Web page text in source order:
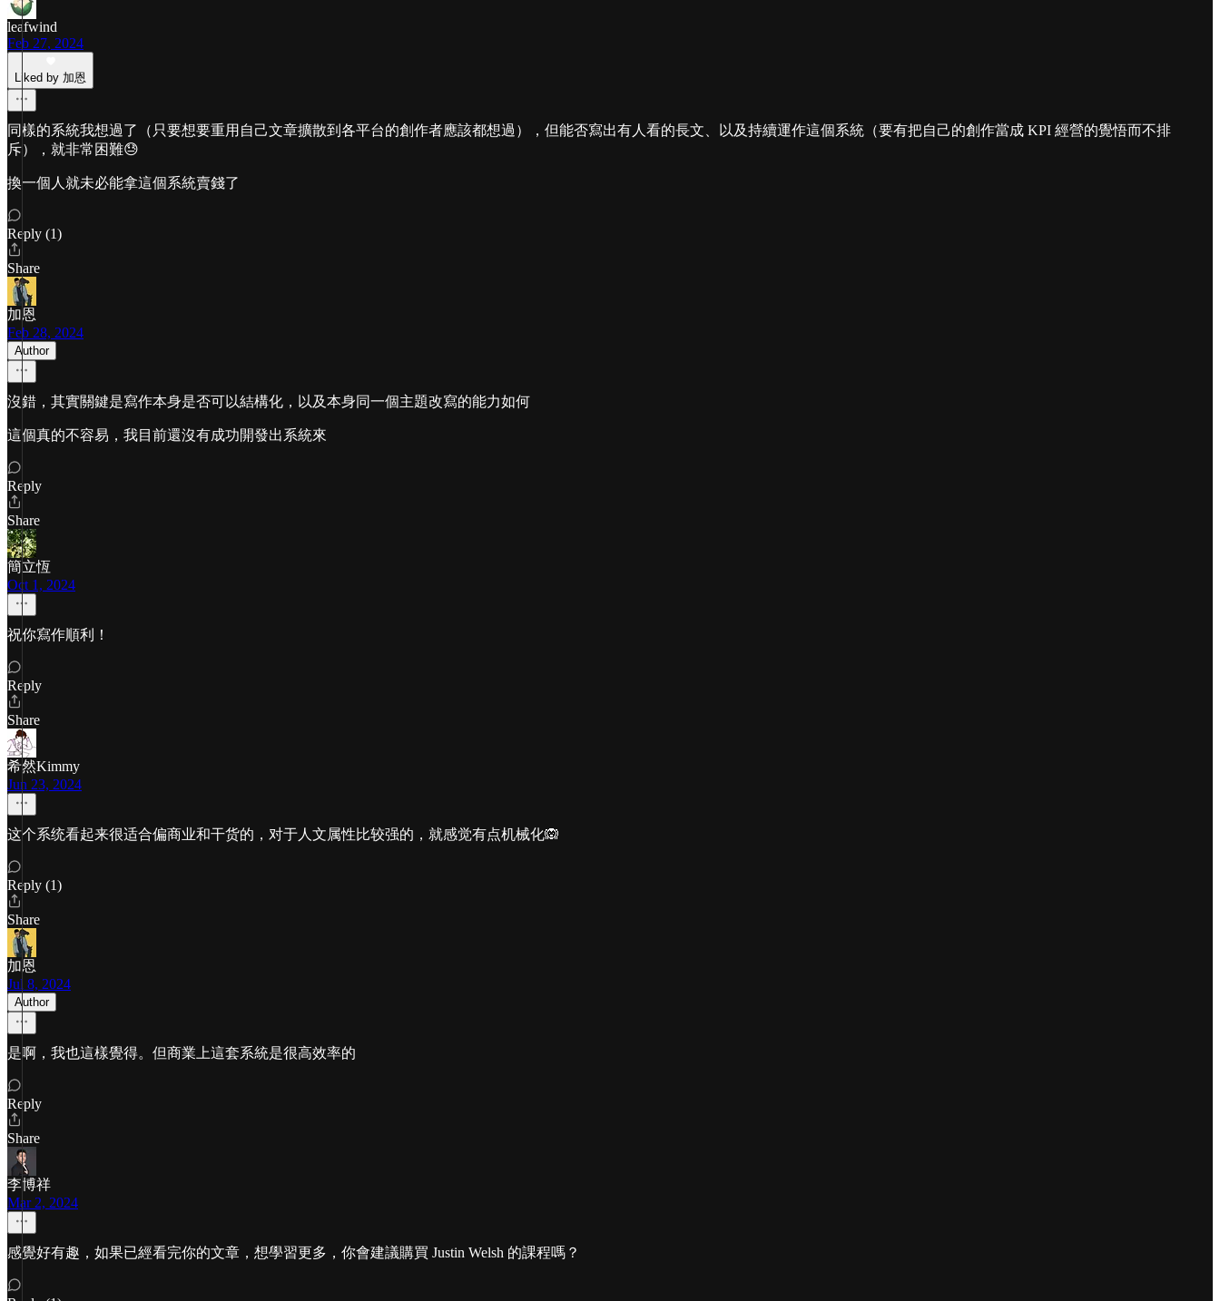
leafwind
Feb 27, 2024
Liked by 加恩
同樣的系統我想過了（只要想要重用自己文章擴散到各平台的創作者應該都想過），但能否寫出有人看的長文、以及持續運作這個系統（要有把自己的創作當成 KPI 經營的覺悟而不排
斥），就非常困難😓
換一個人就未必能拿這個系統賣錢了
Reply (1)
Share
加恩
Feb 28, 2024
Author
沒錯，其實關鍵是寫作本身是否可以結構化，以及本身同一個主題改寫的能力如何
這個真的不容易，我目前還沒有成功開發出系統來
Reply
Share
簡立恆
Oct 1, 2024
祝你寫作順利！
Reply
Share
希然Kimmy
Jun 23, 2024
这个系统看起来很适合偏商业和干货的，对于人文属性比较强的，就感觉有点机械化🙉
Reply (1)
Share
加恩
Jul 8, 2024
Author
是啊，我也這樣覺得。但商業上這套系統是很高效率的
Reply
Share
李博祥
Mar 2, 2024
感覺好有趣，如果已經看完你的文章，想學習更多，你會建議購買 Justin Welsh 的課程嗎？